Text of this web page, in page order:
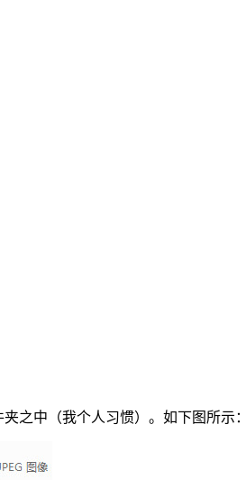
之中（我个人习惯）。如下图所示